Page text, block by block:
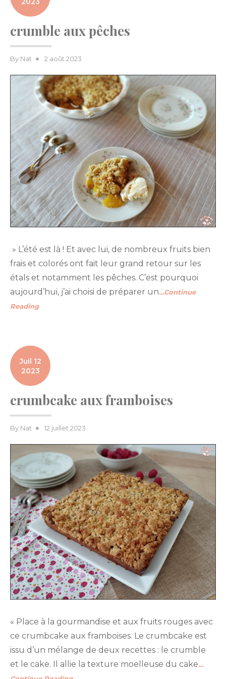
crumble aux pêches
By Nat
Posted
2 août 2023
» L’été est là ! Et avec lui, de nombreux fruits bien
frais et colorés ont fait leur grand retour sur les
étals et notamment les pêches. C’est pourquoi
aujourd’hui, j’ai choisi de préparer un…Continue
Reading
Juil 12
2023
crumbcake aux framboises
By Nat
Posted
12 juillet 2023
« Place à la gourmandise et aux fruits rouges avec
ce crumbcake aux framboises. Le crumbcake est
issu d’un mélange de deux recettes : le crumble
et le cake. Il allie la texture moelleuse du cake…